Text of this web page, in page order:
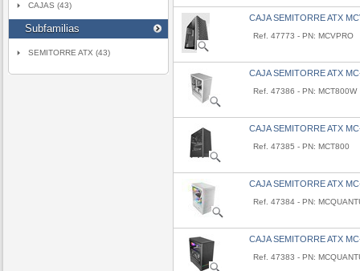
CAJAS (43)
Subfamilias
SEMITORRE ATX (43)
CAJA SEMITORRE ATX
Ref. 47773 - PN: MCVPRO
CAJA SEMITORRE ATX
Ref. 47386 - PN: MCT800W
CAJA SEMITORRE ATX
Ref. 47385 - PN: MCT800
CAJA SEMITORRE ATX
Ref. 47384 - PN:
CAJA SEMITORRE ATX
Ref. 47383 - PN: